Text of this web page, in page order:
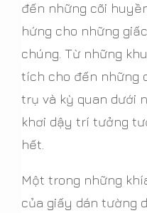
đến những cõi
hứng cho những
chúng. Từ những
tích cho đến những
trụ và kỳ quan dưới
khơi dậy trí tưởng
hết.
Một trong những
của giấy dán tường